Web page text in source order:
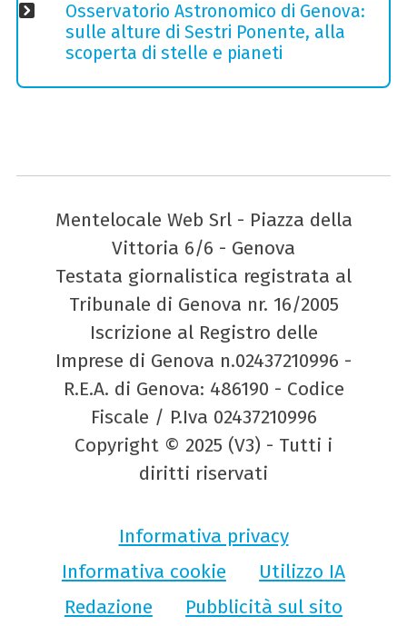
Osservatorio Astronomico di Genova:
sulle alture di Sestri Ponente, alla
scoperta di stelle e pianeti
Mentelocale Web Srl - Piazza della
Vittoria 6/6 - Genova
Testata giornalistica registrata al
Tribunale di Genova nr. 16/2005
Iscrizione al Registro delle
Imprese di Genova n.02437210996 -
R.E.A. di Genova: 486190 - Codice
Fiscale / P.Iva 02437210996
Copyright © 2025 (V3) - Tutti i
diritti riservati
Informativa privacy
Informativa cookie
Utilizzo IA
Redazione
Pubblicità sul sito